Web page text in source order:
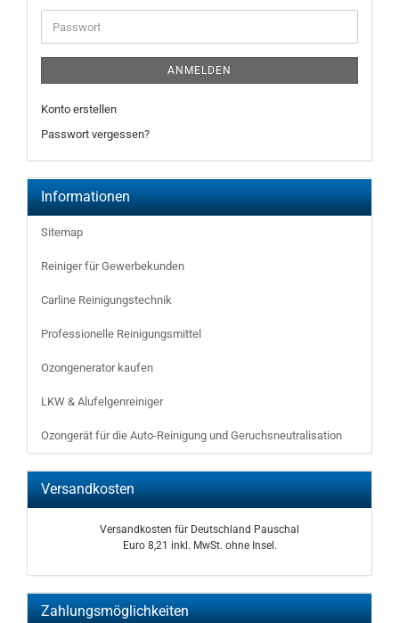
Adresse
Passwort
ANMELDEN
Konto erstellen
Passwort vergessen?
Informationen
Sitemap
Reiniger für Gewerbekunden
Carline Reinigungstechnik
Professionelle Reinigungsmittel
Ozongenerator kaufen
LKW & Alufelgenreiniger
Ozongerät für die Auto-Reinigung und Geruchsneutralisation
Versandkosten
Versandkosten für Deutschland Pauschal
Euro 8,21 inkl. MwSt. ohne Insel.
Zahlungsmöglichkeiten